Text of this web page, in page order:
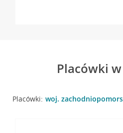
Placówki
Placówki: woj.